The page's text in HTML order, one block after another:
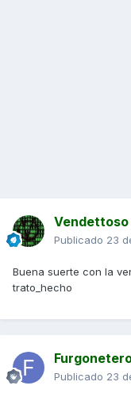
Vendettoso
Publicado 23
Buena suerte con la
trato_hecho
Publicado 23